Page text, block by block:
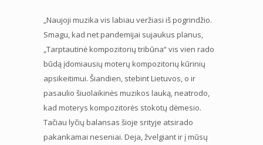
„Naujoji muzika vis labiau veržiasi iš pogrindžio.
Smagu, kad net pandemijai sujaukus planus,
„Tarptautinė kompozitorių tribūna“ vis vien rado
būdą įdomiausių moterų kompozitorių kūrinių
apsikeitimui. Šiandien, stebint Lietuvos, o ir
pasaulio šiuolaikinės muzikos lauką, neatrodo,
kad moterys kompozitorės stokotų dėmesio.
Tačiau lyčių balansas šioje srityje atsirado
pakankamai neseniai. Deja, žvelgiant ir į mūsų